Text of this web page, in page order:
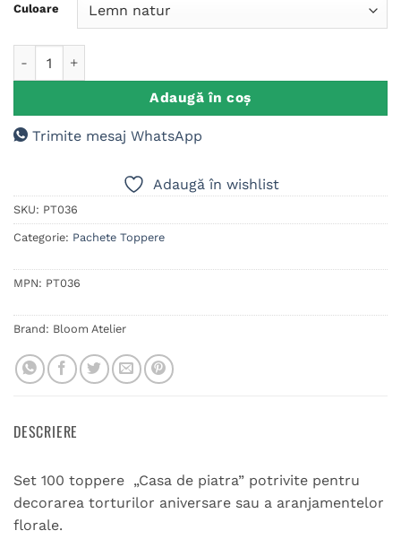
Culoare
Adaugă în coș
Trimite mesaj WhatsApp
Adaugă în wishlist
SKU: PT036
Categorie: Pachete Toppere
MPN: PT036
Brand: Bloom Atelier
DESCRIERE
Set 100 toppere „Casa de piatra” potrivite pentru
decorarea torturilor aniversare sau a aranjamentelor
florale.